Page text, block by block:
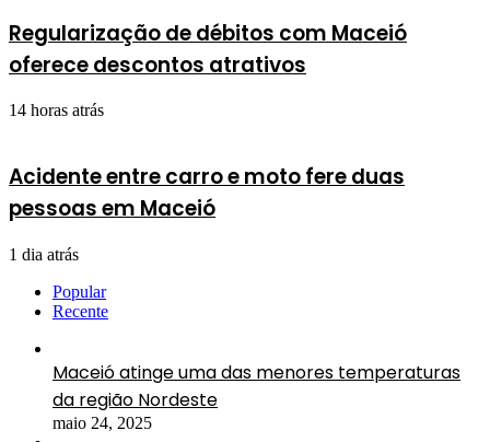
Regularização de débitos com Maceió
oferece descontos atrativos
14 horas atrás
Acidente entre carro e moto fere duas
pessoas em Maceió
1 dia atrás
Popular
Recente
Maceió atinge uma das menores temperaturas
da região Nordeste
maio 24, 2025